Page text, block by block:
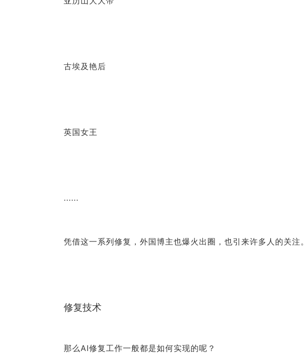
古埃及艳后
英国女王
......
凭借这一系列修复，外国博主也爆火出圈，也引来许多人的关注。
修复技术
那么AI修复工作一般都是如何实现的呢？